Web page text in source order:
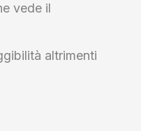
vede il
altrimenti